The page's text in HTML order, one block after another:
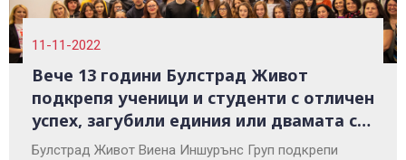
11-11-2022
Вече 13 години Булстрад Живот
подкрепя ученици и студенти с отличен
успех, загубили единия или двамата си
родители
Булстрад Живот Виена Иншурънс Груп подкрепи